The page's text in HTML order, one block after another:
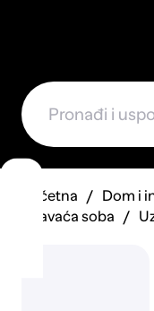
Početna Dom i
Spavaća soba